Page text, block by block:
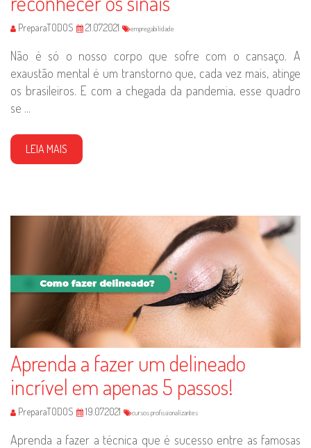
PreparaTODOS 21.07.2021 empregabilidade
Não é só o nosso corpo que sofre com o cansaço. A
exaustão mental é um transtorno que, cada vez mais, atinge
os brasileiros. E com a chegada da pandemia, esse quadro
se ...
LEIA MAIS
Aprenda a fazer um delineado
incrível em apenas 5 passos!
PreparaTODOS 19.07.2021 cursos profissionalizantes
Aprenda a fazer a técnica que é sucesso entre as famosas